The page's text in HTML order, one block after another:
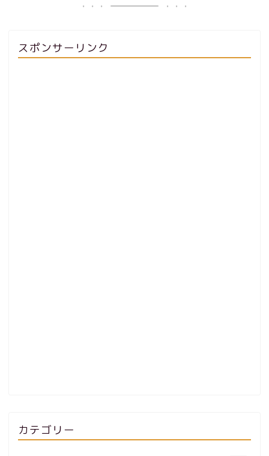
スポンサーリンク
カテゴリー